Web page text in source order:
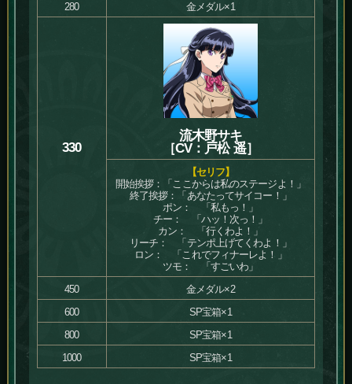
280 金メダル×1
330
流木野サキ
［CV：戸松 遥］
【セリフ】
開始挨拶：「ここからは私のステージよ！」
終了挨拶：「あなたってサイコー！」
ポン： 「私もっ！」
チー： 「ハッ！次っ！」
カン： 「行くわよ！」
リーチ： 「テンポ上げてくわよ！」
ロン： 「これでフィナーレよ！」
ツモ： 「すごいわ」
450
金メダル×2
600
SP宝箱×1
800
SP宝箱×1
1000
SP宝箱×1